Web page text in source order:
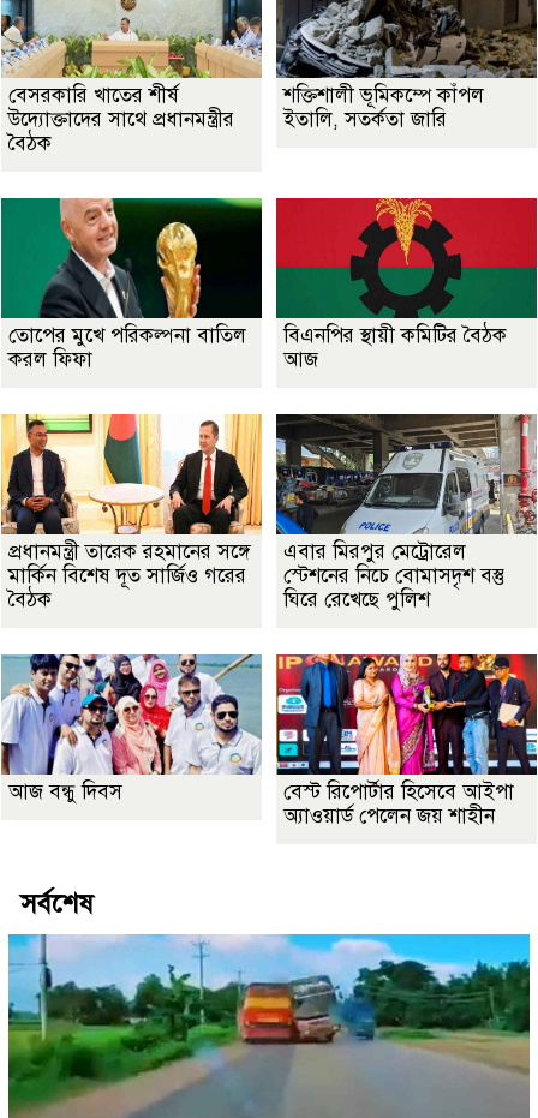
বেসরকারি খাতের শীর্ষ
উদ্যোক্তাদের সাথে প্রধানমন্ত্রীর
বৈঠক
শক্তিশালী ভূমিকম্পে কাঁপল
ইতালি, সতর্কতা জারি
তোপের মুখে পরিকল্পনা বাতিল
করল ফিফা
বিএনপির স্থায়ী কমিটির বৈঠক
আজ
প্রধানমন্ত্রী তারেক রহমানের সঙ্গে
মার্কিন বিশেষ দূত সার্জিও গরের
বৈঠক
এবার মিরপুর মেট্রোরেল
স্টেশনের নিচে বোমাসদৃশ বস্তু
ঘিরে রেখেছে পুলিশ
আজ বন্ধু দিবস
বেস্ট রিপোর্টার হিসেবে আইপা
অ্যাওয়ার্ড পেলেন জয় শাহীন
সর্বশেষ